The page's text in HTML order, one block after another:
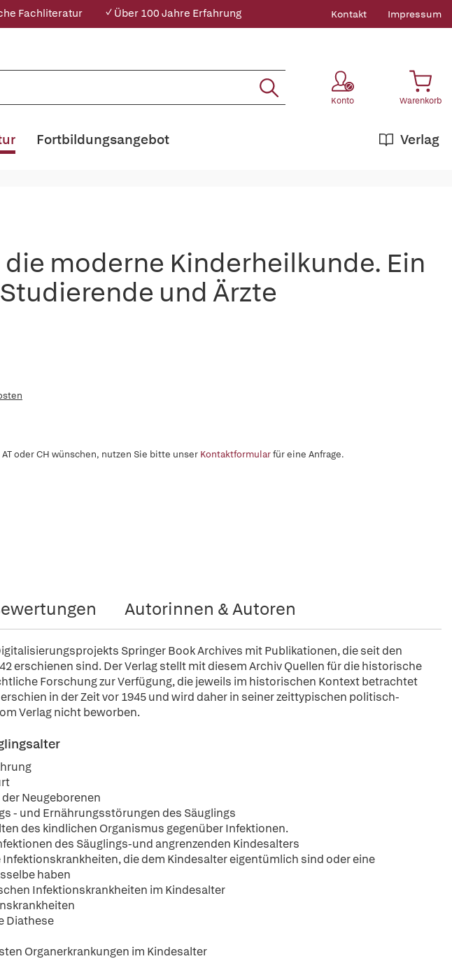
Fachliteratur ✓ Über 100 Jahre Erfahrung Kontakt Impressum
Konto Warenkorb
Verlag
Fortbildungsangebot
moderne Kinderheilkunde. Ein
und Ärzte
oder CH wünschen, nutzen Sie bitte unser Kontaktformularfür eine Anfrage.
Autorinnen & Autoren
Springer Book Archives mit Publikationen, die seit den
erschienen sind. Der Verlag stellt mit diesem Archiv Quellen für die historische
Forschung zur Verfügung, die jeweils im historischen Kontext betrachtet
in der Zeit vor 1945 und wird daher in seiner zeittypischen politisch-
Verlag nicht beworben.
Neugeborenen
- und Ernährungsstörungen des Säuglings
des kindlichen Organismus gegenüber Infektionen.
des Säuglings-und angrenzenden Kindesalters
die dem Kindesalter eigentümlich sind oder eine
haben
Infektionskrankheiten im Kindesalter
Diathese
Organerkrankungen im Kindesalter